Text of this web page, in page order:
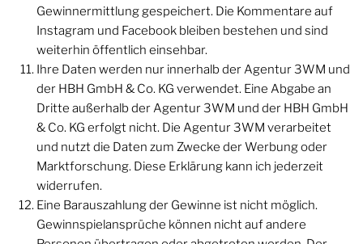
Gewinnermittlung gespeichert. Die Kommentare auf
Instagram und Facebook bleiben bestehen und sind
weiterhin öffentlich einsehbar.
Ihre Daten werden nur innerhalb der Agentur 3WM und
der HBH GmbH & Co. KG verwendet. Eine Abgabe an
Dritte außerhalb der Agentur 3WM und der HBH GmbH
& Co. KG erfolgt nicht. Die Agentur 3WM verarbeitet
und nutzt die Daten zum Zwecke der Werbung oder
Marktforschung. Diese Erklärung kann ich jederzeit
widerrufen.
Eine Barauszahlung der Gewinne ist nicht möglich.
Gewinnspielansprüche können nicht auf andere